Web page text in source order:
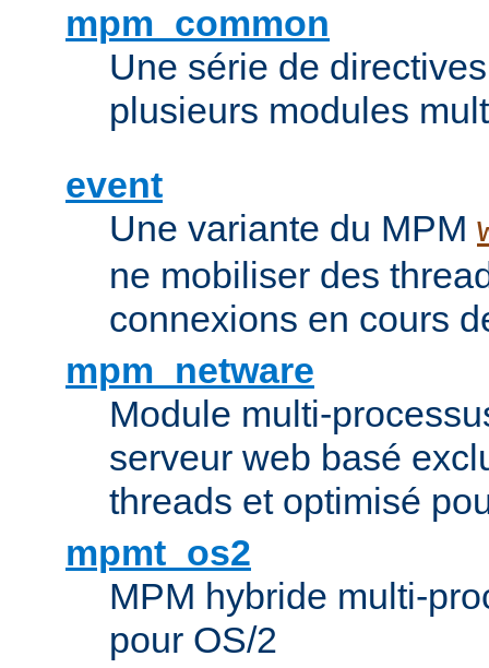
mpm_common
Une série de
plusieurs modules
event
Une variante du MPM
ne mobiliser des
connexions en cours
mpm_netware
Module multi-
serveur web basé
threads et optimisé
mpmt_os2
MPM hybride multi-
pour OS/2